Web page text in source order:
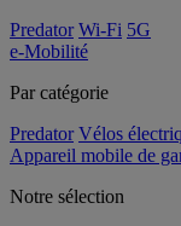
Predator Wi-Fi 5G
e-Mobilité
Par catégorie
Predator Vélos
Appareil mobile de
Notre sélection